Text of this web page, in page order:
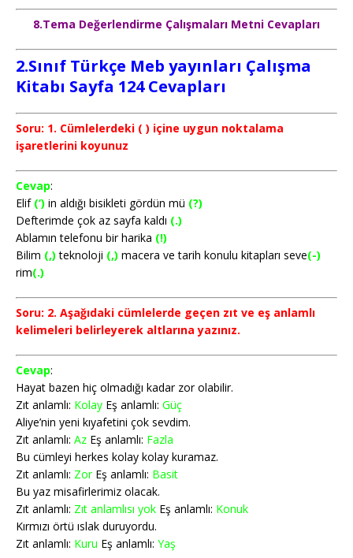
8.Tema Değerlendirme Çalışmaları Metni Cevapları
2.Sınıf Türkçe Meb yayınları Çalışma
Kitabı Sayfa 124 Cevapları
Soru: 1. Cümlelerdeki ( ) içine uygun noktalama
işaretlerini koyunuz
Cevap:
Elif (‘) in aldığı bisikleti gördün mü (?)
Defterimde çok az sayfa kaldı (.)
Ablamın telefonu bir harika (!)
Bilim (,) teknoloji (,) macera ve tarih konulu kitapları seve(-)
rim(.)
Soru: 2. Aşağıdaki cümlelerde geçen zıt ve eş anlamlı
kelimeleri belirleyerek altlarına yazınız.
Cevap:
Hayat bazen hiç olmadığı kadar zor olabilir.
Zıt anlamlı: Kolay Eş anlamlı: Güç
Aliye’nin yeni kıyafetini çok sevdim.
Zıt anlamlı: Az Eş anlamlı: Fazla
Bu cümleyi herkes kolay kolay kuramaz.
Zıt anlamlı: ZorEş anlamlı: Basit
Bu yaz misafirlerimiz olacak.
Zıt anlamlı: Zıt anlamlısı yok Eş anlamlı: Konuk
Kırmızı örtü ıslak duruyordu.
Zıt anlamlı: Kuru Eş anlamlı: Yaş